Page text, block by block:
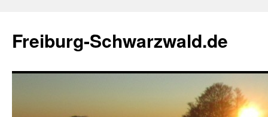
springen
Freiburg-Schwarzwald.de